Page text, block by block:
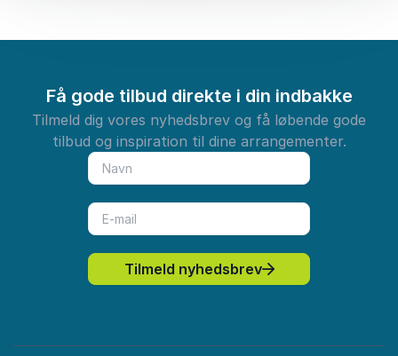
Få gode tilbud direkte i din indbakke
Tilmeld dig vores nyhedsbrev og få løbende gode
tilbud og inspiration til dine arrangementer.
Tilmeld nyhedsbrev